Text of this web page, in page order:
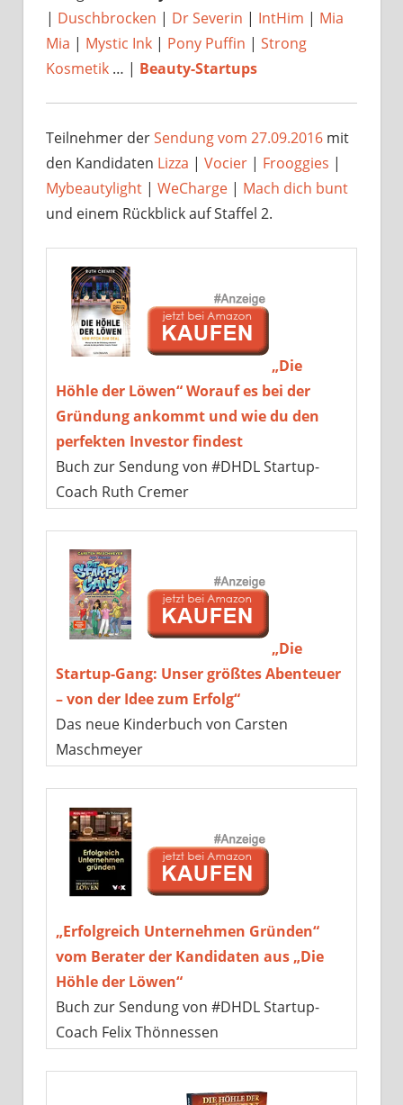
| Duschbrocken | Dr Severin | IntHim | Mia
Mia | Mystic Ink | Pony Puffin | Strong
Kosmetik … | Beauty-Startups
Teilnehmer derSendung vom 27.09.2016 mit
den Kandidaten Lizza | Vocier | Frooggies |
Mybeautylight | WeCharge | Mach dich bunt
und einem Rückblick auf Staffel 2.
„Die
Höhle der Löwen“ Worauf es bei der
Gründung ankommt und wie du den
perfekten Investor findest
Buch zur Sendung von #DHDL Startup-
Coach Ruth Cremer
„Die
Startup-Gang: Unser größtes Abenteuer
– von der Idee zum Erfolg“
Das neue Kinderbuch von Carsten
Maschmeyer
„Erfolgreich Unternehmen Gründen“
vom Berater der Kandidaten aus „Die
Höhle der Löwen“
Buch zur Sendung von #DHDL Startup-
Coach Felix Thönnessen